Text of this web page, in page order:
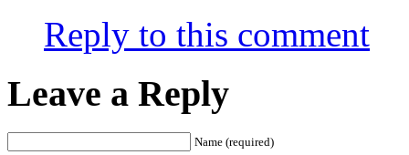
Reply to this comment
Leave a Reply
Name (required)